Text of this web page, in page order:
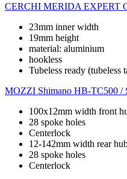
CERCHI MERIDA EXPERT
23mm inner width
19mm height
material: aluminium
hookless
Tubeless ready (tubeless
MOZZI Shimano HB-TC500
100x12mm width front
28 spoke holes
Centerlock
12-142mm width rear
28 spoke holes
Centerlock